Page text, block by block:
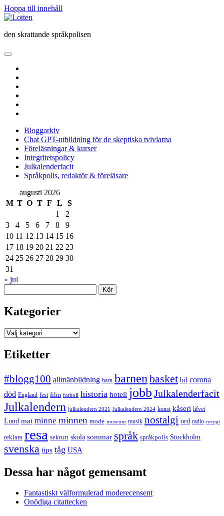
Hoppa till innehåll
Lotten
den skrattande språkpolisen
öppna
meny
Bloggarkiv
Chat GPT-utbildning för de skeptiska tvivlarna
Föreläsningar & kurser
Integritetspolicy
Julkalenderfacit
Språkpolis, redaktör & föreläsare
Sidopanel
augusti 2026
M T O T F L
S
1
2
3
4 5 6 7 8
9
10 11 12 13 14 15 16
17 18 19 20 21 22 23
24 25 26 27 28 29 30
31
« jul
Kategorier
Kategorier
Etiketter
#blogg100 allmänbildning barn barnen basket bil corona
död England fest film fotboll historia hotell jobb Julkalenderfacit
Julkalendern julkalendern 2021 Julkalendern 2024 konst kåseri lifvet
Lund mat minne minnen mode museum musik nostalgi ord radio recept
reklam resa sekrutt skola sommar språk språkpolis Stockholm
svenska tips tåg USA
Dessa har något gemensamt
Fantastiskt välformulerad moderecensent
Onödiga citattecken